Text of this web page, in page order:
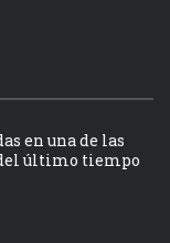
en una de las
último tiempo